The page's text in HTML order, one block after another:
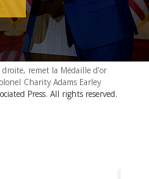
remet la Médaille d’or
Charity Adams Earley
Press. All rights reserved.